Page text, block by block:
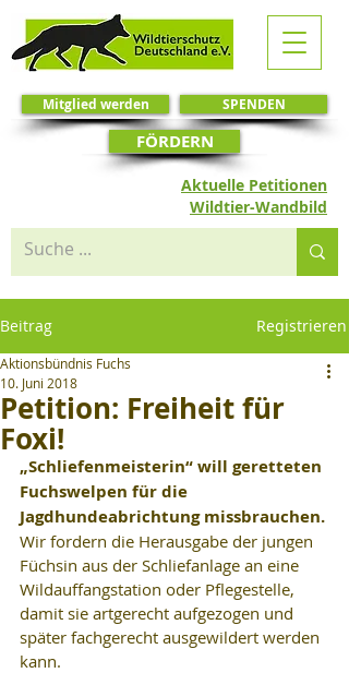
SPENDEN
Mitglied werden
Aktuelle Petitionen
FÖRDERN
Wildtier-Wandbild
Beitrag Registrieren
Petition: Freiheit für
Foxi!
Aktionsbündnis Fuchs
10. Juni 2018
„Schliefenmeisterin“ will geretteten
Fuchswelpen für die
Jagdhundeabrichtung missbrauchen.
Wir fordern die Herausgabe der jungen
Füchsin aus der Schliefanlage an eine
Wildauffangstation oder Pflegestelle,
damit sie artgerecht aufgezogen und
später fachgerecht ausgewildert werden
kann.